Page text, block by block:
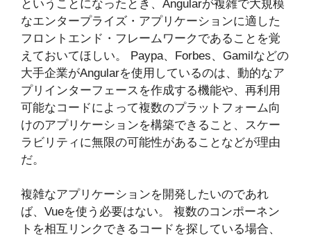
ということになったとき、Angularが複雑で大規模
なエンタープライズ・アプリケーションに適した
フロントエンド・フレームワークであることを覚
えておいてほしい。 Paypa、Forbes、Gamilなどの
大手企業がAngularを使用しているのは、動的なア
プリインターフェースを作成する機能や、再利用
可能なコードによって複数のプラットフォーム向
けのアプリケーションを構築できること、スケー
ラビリティに無限の可能性があることなどが理由
だ。
複雑なアプリケーションを開発したいのであれ
ば、Vueを使う必要はない。 複数のコンポーネン
トを相互リンクできるコードを探している場合、